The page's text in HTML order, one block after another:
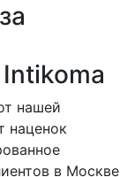
нашей
наценок
в Москве